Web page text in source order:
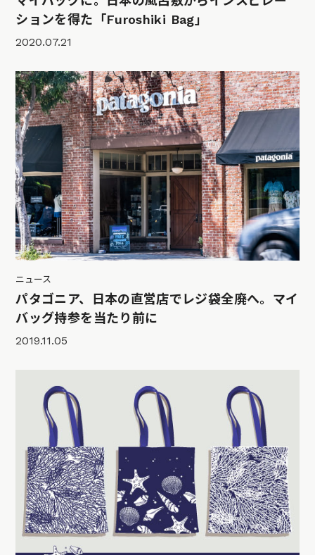
ションを得た「Furoshiki Bag」
2020.07.21
ニュース
パタゴニア、日本の直営店でレジ袋全廃へ。マイ
バッグ持参を当たり前に
2019.11.05